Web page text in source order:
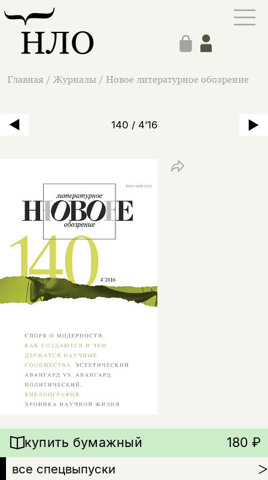
Главная / Журналы / Новое литературное обозрение
140 / 4’16
все спецвыпуски
купить бумажный 180 ₽